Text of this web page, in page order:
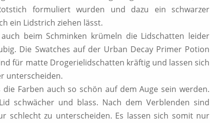
formuliert wurden und dazu ein schwarzer
ein Lidstrich ziehen lässt.
beim Schminken krümeln die Lidschatten leider
Die Swatches auf der Urban Decay Primer Potion
für matte Drogerielidschatten kräftig und lassen sich
unterscheiden.
Farben auch so schön auf dem Auge sein werden.
schwächer und blass. Nach dem Verblenden sind
schlecht zu unterscheiden. Es lassen sich somit nur